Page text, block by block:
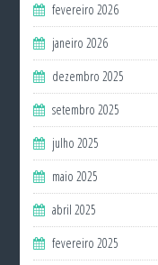
fevereiro 2026
janeiro 2026
dezembro 2025
setembro 2025
julho 2025
maio 2025
abril 2025
fevereiro 2025